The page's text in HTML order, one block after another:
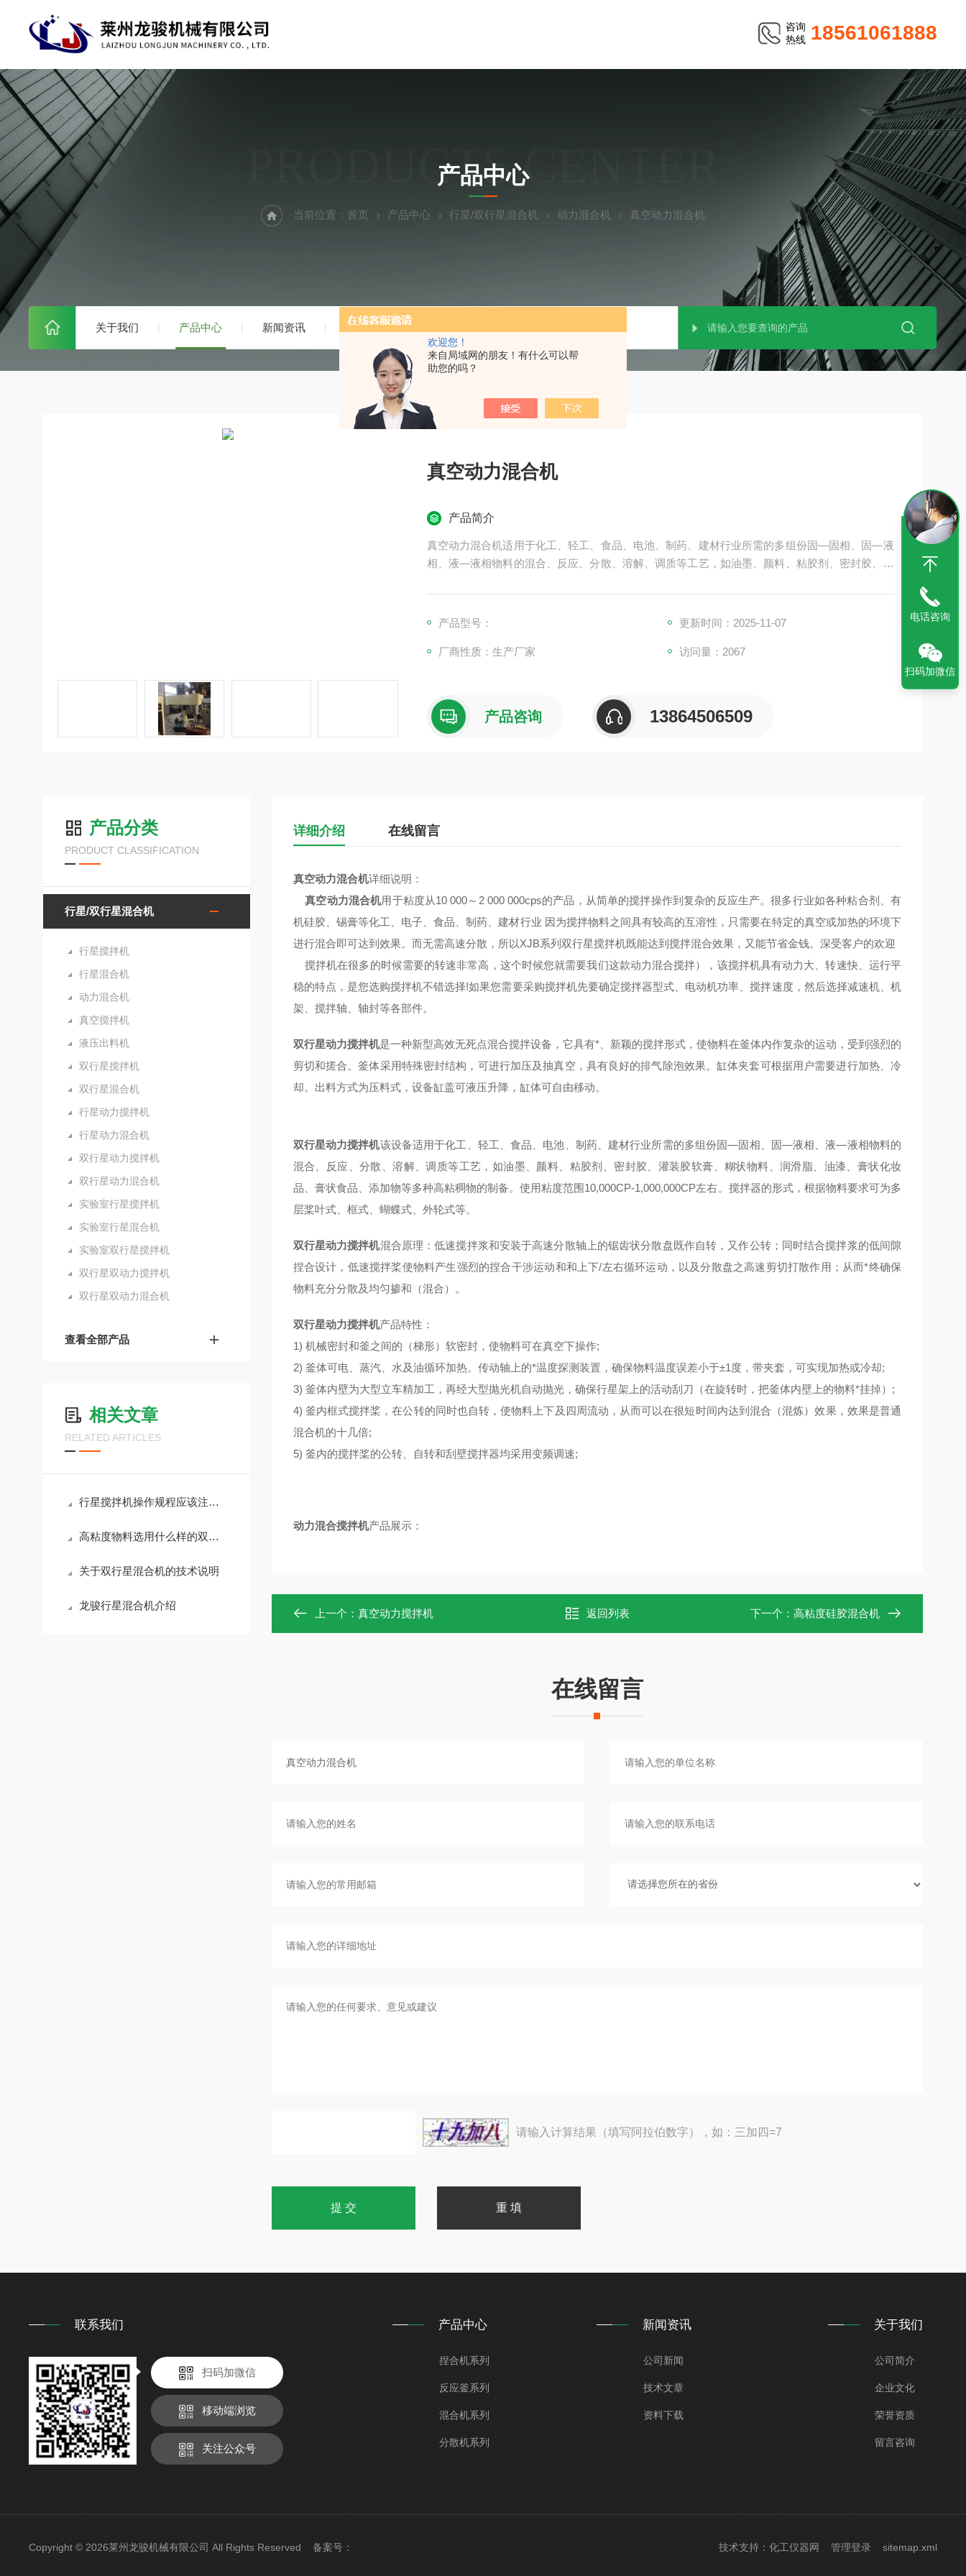
欢迎您！
来自局域网的朋友！有什么可以帮
助您的吗？
咨询
热线 18561061888
关于我们 产品中心 新闻资讯 技术文章
PRODUCTS CENTER
产品中心
当前位置： 首页 产品中心 行星/双行星混合机 动力混合机 真空动力混合机
真空动力混合机
产品简介
真空动力混合机适用于化工、轻工、食品、电池、制药、建材行业所需的多组份固—固相、固—液
相、液—液相物料的混合、反应、分散、溶解、调质等工艺，如油墨、颜料、粘胶剂、密封胶、灌
产品型号： 更新时间：2025-11-07
厂商性质：生产厂家 访问量：2067
产品咨询 13864506509
产品分类
PRODUCT CLASSIFICATION
行星/双行星混合机
行星搅拌机
行星混合机
动力混合机
真空搅拌机
液压出料机
双行星搅拌机
双行星混合机
行星动力搅拌机
行星动力混合机
双行星动力搅拌机
双行星动力混合机
实验室行星搅拌机
实验室行星混合机
实验室双行星搅拌机
双行星双动力搅拌机
双行星双动力混合机
查看全部产品
相关文章
RELATED ARTICLES
行星搅拌机操作规程应该注意什么？
高粘度物料选用什么样的双行星搅拌机
关于双行星混合机的技术说明
龙骏行星混合机介绍
详细介绍 在线留言
真空动力混合机详细说明：
真空动力混合机用于粘度从10 000～2 000 000cps的产品，从简单的搅拌操作到复杂的反应生产。很多行业如各种粘合剂、有
机硅胶、锡膏等化工、电子、食品、制药、建材行业 因为搅拌物料之间具有较高的互溶性，只需要在特定的真空或加热的环境下
进行混合即可达到效果。而无需高速分散，所以XJB系列双行星搅拌机既能达到搅拌混合效果，又能节省金钱。深受客户的欢迎
搅拌机在很多的时候需要的转速非常高，这个时候您就需要我们这款动力混合搅拌），该搅拌机具有动力大、转速快、运行平
稳的特点，是您选购搅拌机不错选择!如果您需要采购搅拌机先要确定搅拌器型式、电动机功率、搅拌速度，然后选择减速机、机
架、搅拌轴、轴封等各部件。
双行星动力搅拌机是一种新型高效无死点混合搅拌设备，它具有*、新颖的搅拌形式，使物料在釜体内作复杂的运动，受到强烈的
剪切和搓合。釜体采用特殊密封结构，可进行加压及抽真空，具有良好的排气除泡效果。缸体夹套可根据用户需要进行加热、冷
却。出料方式为压料式，设备缸盖可液压升降，缸体可自由移动。
双行星动力搅拌机该设备适用于化工、轻工、食品、电池、制药、建材行业所需的多组份固—固相、固—液相、液—液相物料的
混合、反应、分散、溶解、调质等工艺，如油墨、颜料、粘胶剂、密封胶、灌装胶软膏、糊状物料、润滑脂、油漆、膏状化妆
品、膏状食品、添加物等多种高粘稠物的制备。使用粘度范围10,000CP-1,000,000CP左右。搅拌器的形式，根据物料要求可为多
层桨叶式、框式、蝴蝶式、外轮式等。
双行星动力搅拌机混合原理：低速搅拌浆和安装于高速分散轴上的锯齿状分散盘既作自转，又作公转；同时结合搅拌浆的低间隙
捏合设计，低速搅拌桨使物料产生强烈的捏合干涉运动和和上下/左右循环运动，以及分散盘之高速剪切打散作用；从而*终确保
物料充分分散及均匀掺和（混合）。
双行星动力搅拌机产品特性：
1) 机械密封和釜之间的（梯形）软密封，使物料可在真空下操作;
2) 釜体可电、蒸汽、水及油循环加热。传动轴上的*温度探测装置，确保物料温度误差小于±1度，带夹套，可实现加热或冷却;
3) 釜体内壁为大型立车精加工，再经大型抛光机自动抛光，确保行星架上的活动刮刀（在旋转时，把釜体内壁上的物料*挂掉）;
4) 釜内框式搅拌桨，在公转的同时也自转，使物料上下及四周流动，从而可以在很短时间内达到混合（混炼）效果，效果是普通
混合机的十几倍;
5) 釜内的搅拌桨的公转、自转和刮壁搅拌器均采用变频调速;
动力混合搅拌机产品展示：
上一个： 真空动力搅拌机 返回列表 下一个： 高粘度硅胶混合机
在线留言
请输入计算结果（填写阿拉伯数字），如：三加四=7
联系我们
扫码加微信
移动端浏览
关注公众号
产品中心
捏合机系列
反应釜系列
混合机系列
分散机系列
新闻资讯
公司新闻
技术文章
资料下载
关于我们
公司简介
企业文化
荣誉资质
留言咨询
Copyright © 2026莱州龙骏机械有限公司 All Rights Reserved 备案号： 技术支持： 化工仪器网 管理登录 sitemap.xml
电话咨询
扫码加微信